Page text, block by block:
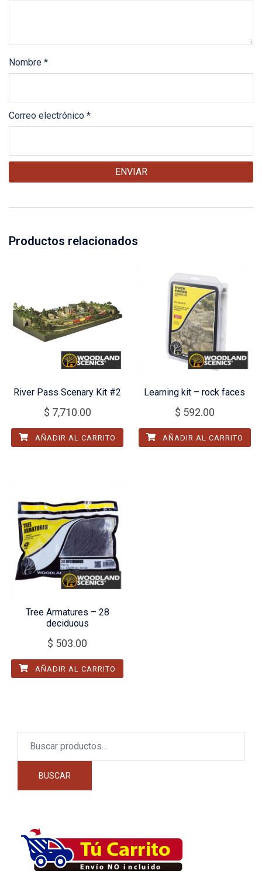
Nombre *
Correo electrónico *
Productos relacionados
River Pass Scenary Kit #2
$ 7,710.00
AÑADIR AL CARRITO
Learning kit – rock faces
$ 592.00
AÑADIR AL CARRITO
Tree Armatures – 28
deciduous
$ 503.00
AÑADIR AL CARRITO
BUSCAR